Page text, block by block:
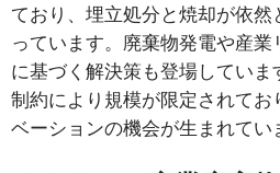
ており、埋立処分と焼却が依
っています。廃棄物発電や産
に基づく解決策も登場してい
制約により規模が限定されてお
ベーションの機会が生まれてい